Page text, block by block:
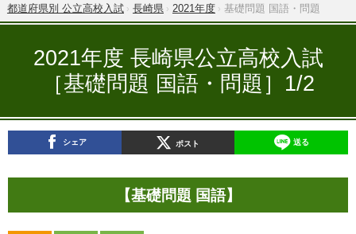
共通テスト 夏休み 8月開催学校説明会・相談会
自由研究教材（小学生向け） 自由研究教材（中学生向け）
ランキング
都道府県別 公立高校入試 長崎県 2021年度 基礎問題 国語・問題
2021年度 長崎県公立高校入試
［基礎問題 国語・問題］1/2
シェア ポスト 送る
【基礎問題 国語】